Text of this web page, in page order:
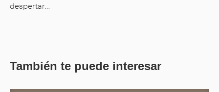
despertar…
También te puede interesar